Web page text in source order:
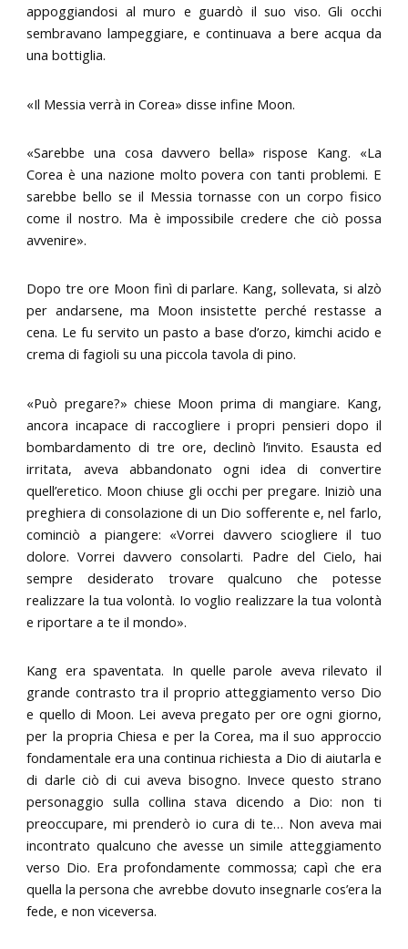
appoggiandosi al muro e guardò il suo viso. Gli occhi
sembravano lampeggiare, e continuava a bere acqua da
una bottiglia.
«Il Messia verrà in Corea» disse infine Moon.
«Sarebbe una cosa davvero bella» rispose Kang. «La
Corea è una nazione molto povera con tanti problemi. E
sarebbe bello se il Messia tornasse con un corpo fisico
come il nostro. Ma è impossibile credere che ciò possa
avvenire».
Dopo tre ore Moon finì di parlare. Kang, sollevata, si alzò
per andarsene, ma Moon insistette perché restasse a
cena. Le fu servito un pasto a base d’orzo, kimchi acido e
crema di fagioli su una piccola tavola di pino.
«Può pregare?» chiese Moon prima di mangiare. Kang,
ancora incapace di raccogliere i propri pensieri dopo il
bombardamento di tre ore, declinò l’invito. Esausta ed
irritata, aveva abbandonato ogni idea di convertire
quell’eretico. Moon chiuse gli occhi per pregare. Iniziò una
preghiera di consolazione di un Dio sofferente e, nel farlo,
cominciò a piangere: «Vorrei davvero sciogliere il tuo
dolore. Vorrei davvero consolarti. Padre del Cielo, hai
sempre desiderato trovare qualcuno che potesse
realizzare la tua volontà. Io voglio realizzare la tua volontà
e riportare a te il mondo».
Kang era spaventata. In quelle parole aveva rilevato il
grande contrasto tra il proprio atteggiamento verso Dio
e quello di Moon. Lei aveva pregato per ore ogni giorno,
per la propria Chiesa e per la Corea, ma il suo approccio
fondamentale era una continua richiesta a Dio di aiutarla e
di darle ciò di cui aveva bisogno. Invece questo strano
personaggio sulla collina stava dicendo a Dio: non ti
preoccupare, mi prenderò io cura di te… Non aveva mai
incontrato qualcuno che avesse un simile atteggiamento
verso Dio. Era profondamente commossa; capì che era
quella la persona che avrebbe dovuto insegnarle cos’era la
fede, e non viceversa.